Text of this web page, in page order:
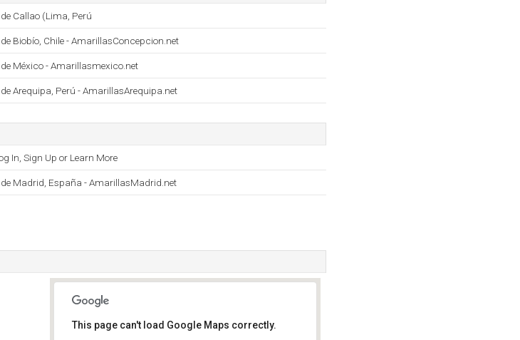
Callao (Lima, Perú
Biobío, Chile - AmarillasConcepcion.net
México - Amarillasmexico.net
Arequipa, Perú - AmarillasArequipa.net
In, Sign Up or Learn More
Madrid, España - AmarillasMadrid.net
This page can't load Google Maps correctly.